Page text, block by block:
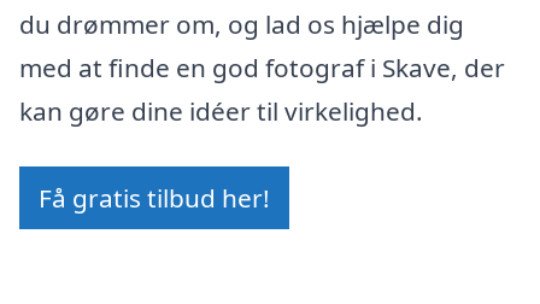
du drømmer om, og lad os hjælpe dig
med at finde en god fotograf i Skave, der
kan gøre dine idéer til virkelighed.
Få gratis tilbud her!